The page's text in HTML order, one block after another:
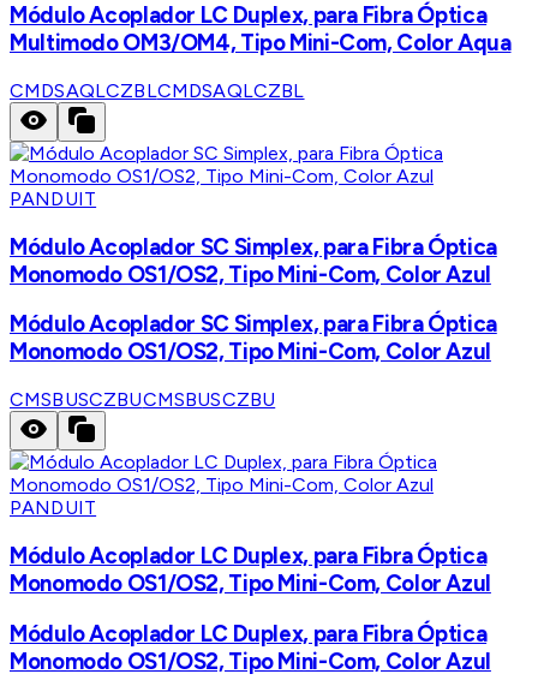
Módulo Acoplador LC Duplex, para Fibra Óptica
Multimodo OM3/OM4, Tipo Mini-Com, Color Aqua
CMDSAQLCZBLCMDSAQLCZBL
PANDUIT
Módulo Acoplador SC Simplex, para Fibra Óptica
Monomodo OS1/OS2, Tipo Mini-Com, Color Azul
Módulo Acoplador SC Simplex, para Fibra Óptica
Monomodo OS1/OS2, Tipo Mini-Com, Color Azul
CMSBUSCZBUCMSBUSCZBU
PANDUIT
Módulo Acoplador LC Duplex, para Fibra Óptica
Monomodo OS1/OS2, Tipo Mini-Com, Color Azul
Módulo Acoplador LC Duplex, para Fibra Óptica
Monomodo OS1/OS2, Tipo Mini-Com, Color Azul